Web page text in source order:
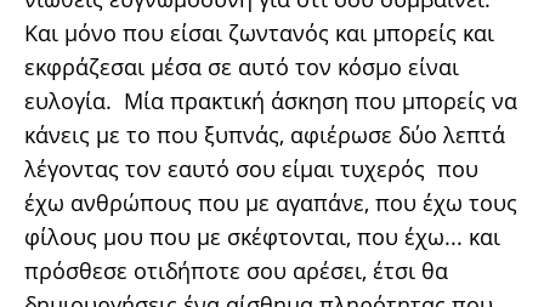
Και μόνο που είσαι ζωντανός και μπορείς και
εκφράζεσαι μέσα σε αυτό τον κόσμο είναι
ευλογία. Μία πρακτική άσκηση που μπορείς να
κάνεις με το που ξυπνάς, αφιέρωσε δύο λεπτά
λέγοντας τον εαυτό σου είμαι τυχερός που
έχω ανθρώπους που με αγαπάνε, που έχω τους
φίλους μου που με σκέφτονται, που έχω... και
πρόσθεσε οτιδήποτε σου αρέσει, έτσι θα